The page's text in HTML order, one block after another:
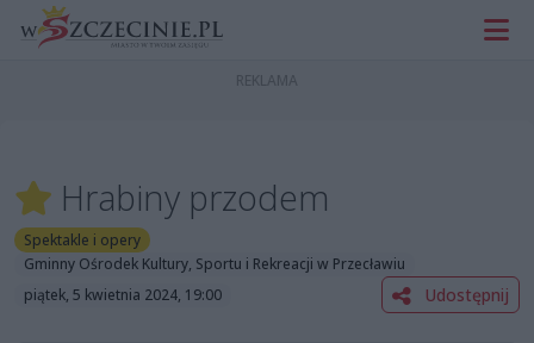
Hrabiny przodem
Spektakle i opery
Gminny Ośrodek Kultury, Sportu i Rekreacji w Przecławiu
piątek, 5 kwietnia 2024, 19:00
Udostępnij